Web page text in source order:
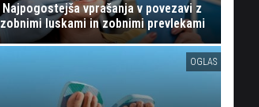
Najpogostejša vprašanja v povezavi z
zobnimi luskami in zobnimi prevlekami
OGLAS